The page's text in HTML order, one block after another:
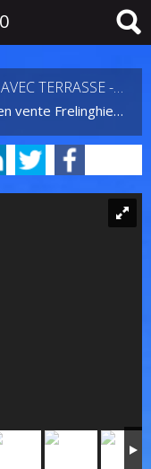
APPARTEMENT NEUF LUMINEUX AVEC TERRASSE - DERNIER LOT À FRELINGHIEN
vente Frelinghien